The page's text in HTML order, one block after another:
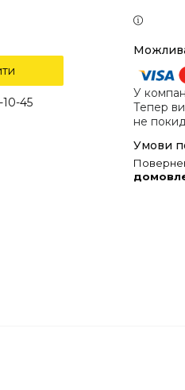
45
У
Тепер
не